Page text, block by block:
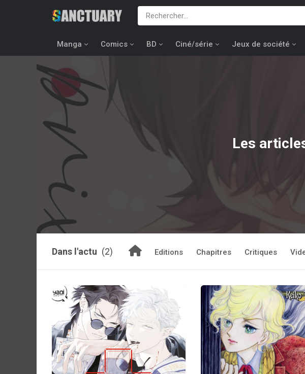
Manga Comics BD Ciné/série Jeux de société
Les
Dans l'actu (2) Editions Chapitres Critiques